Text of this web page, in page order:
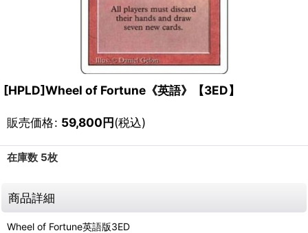
[HPLD]Wheel of Fortune《英語》【3ED】
販売価格: 59,800円(税込)
在庫数 5枚
商品詳細
Wheel of Fortune英語版3ED